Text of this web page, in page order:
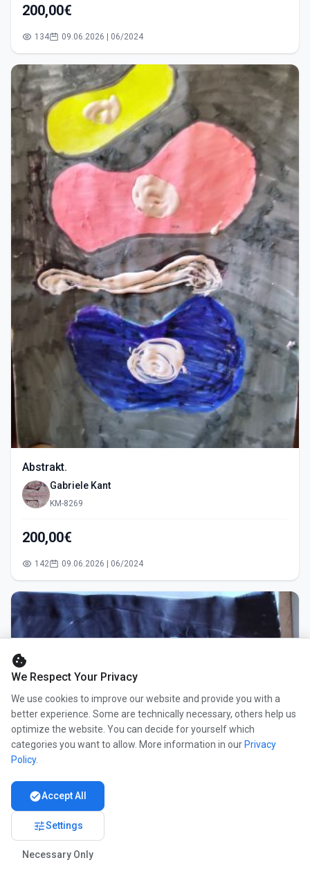
200,00€
134 09.06.2026 | 06/2024
Abstrakt.
Gabriele Kant
KM-8269
200,00€
142 09.06.2026 | 06/2024
cookie
We Respect Your Privacy
We use cookies to improve our website and provide you with a
better experience. Some are technically necessary, others help us
optimize the website. You can decide for yourself which
categories you want to allow. More information in our Privacy
Policy.
check_circleAccept All
tuneSettings
Necessary Only